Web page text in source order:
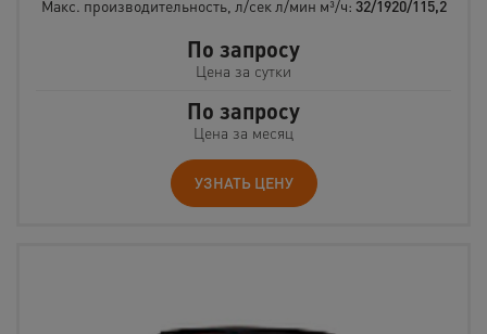
Макс. производительность, л/сек л/мин м³/ч: 32/1920/115,2
По запросу
Цена за сутки
По запросу
Цена за месяц
УЗНАТЬ ЦЕНУ